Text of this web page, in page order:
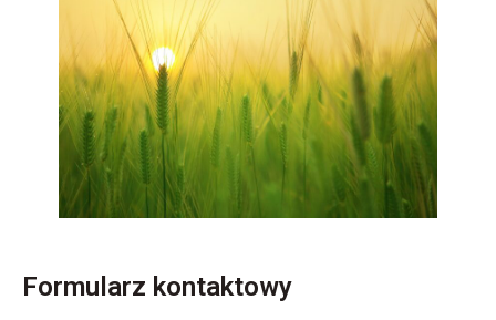
Formularz kontaktowy